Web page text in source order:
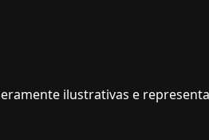
ilustrativas e